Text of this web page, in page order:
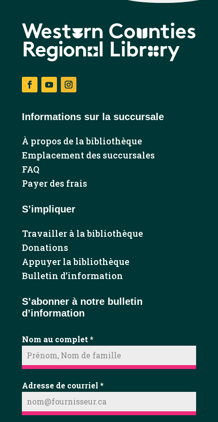
Informations sur la succursale
À propos de la bibliothèque
Emplacement des succursales
FAQ
Payer des frais
S’impliquer
Travailler à la bibliothèque
Donations
Appuyer la bibliothèque
Bulletin d’information
S’abonner à notre bulletin
d’information
Nom au complet*
Adresse de courriel *